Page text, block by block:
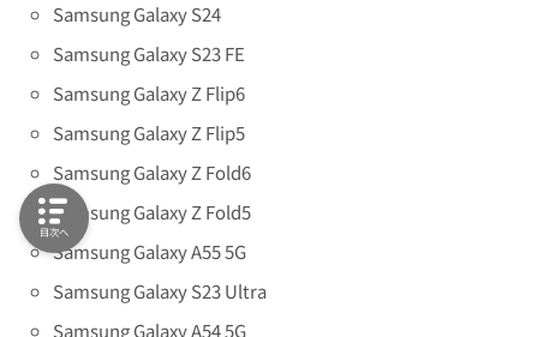
Samsung Galaxy S24
Samsung Galaxy S23 FE
Samsung Galaxy Z Flip6
Samsung Galaxy Z Flip5
Samsung Galaxy Z Fold6
Samsung Galaxy Z Fold5
Samsung Galaxy A55 5G
Samsung Galaxy S23 Ultra
Samsung Galaxy A54 5G
目次へ